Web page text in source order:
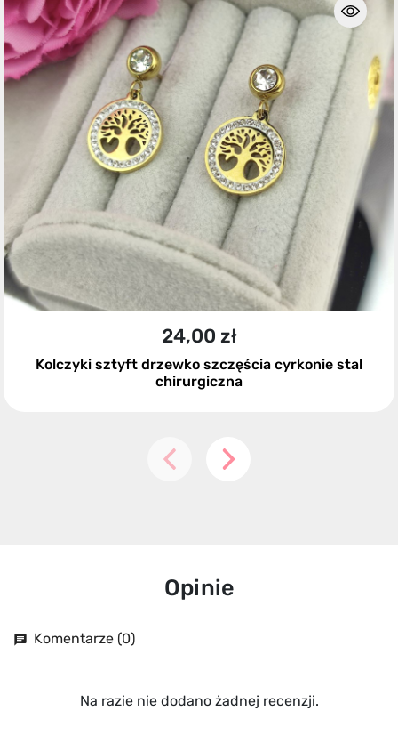
24,00 zł
Kolczyki sztyft drzewko szczęścia cyrkonie stal
chirurgiczna
Opinie
chat Komentarze (0)
Na razie nie dodano żadnej recenzji.